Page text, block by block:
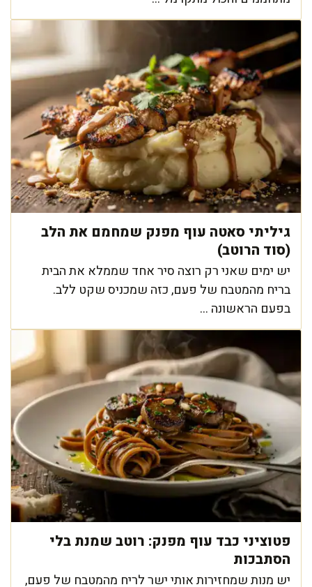
גיליתי סאטה עוף מפנק שמחמם את הלב
(סוד הרוטב)
יש ימים שאני רק רוצה סיר אחד שממלא את הבית
בריח מהמטבח של פעם, כזה שמכניס שקט ללב.
בפעם הראשונה ...
פטוציני כבד עוף מפנק: רוטב שמנת בלי
הסתבכות
יש מנות שמחזירות אותי ישר לריח מהמטבח של פעם,